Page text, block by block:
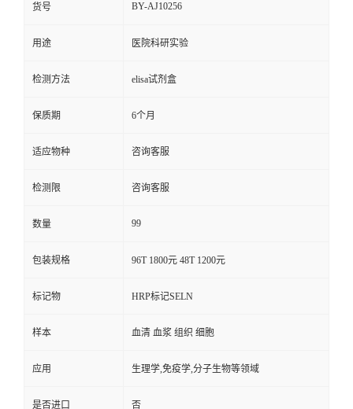
货号 BY-AJ10256
用途 医院科研实验
检测方法 elisa试剂盒
保质期 6个月
适应物种 咨询客服
检测限 咨询客服
数量 99
包装规格 96T 1800元 48T 1200元
标记物 HRP标记SELN
样本 血清 血浆 组织 细胞
应用 生理学,免疫学,分子生物等领域
是否进口 否